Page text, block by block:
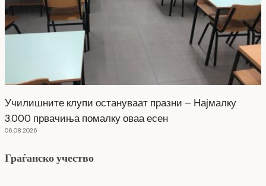
Училишните клупи остануваат празни – Најмалку
3.000 првачиња помалку оваа есен
06.08.2026
Граѓанско учество